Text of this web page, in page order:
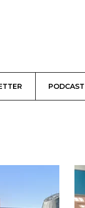
PODCAST